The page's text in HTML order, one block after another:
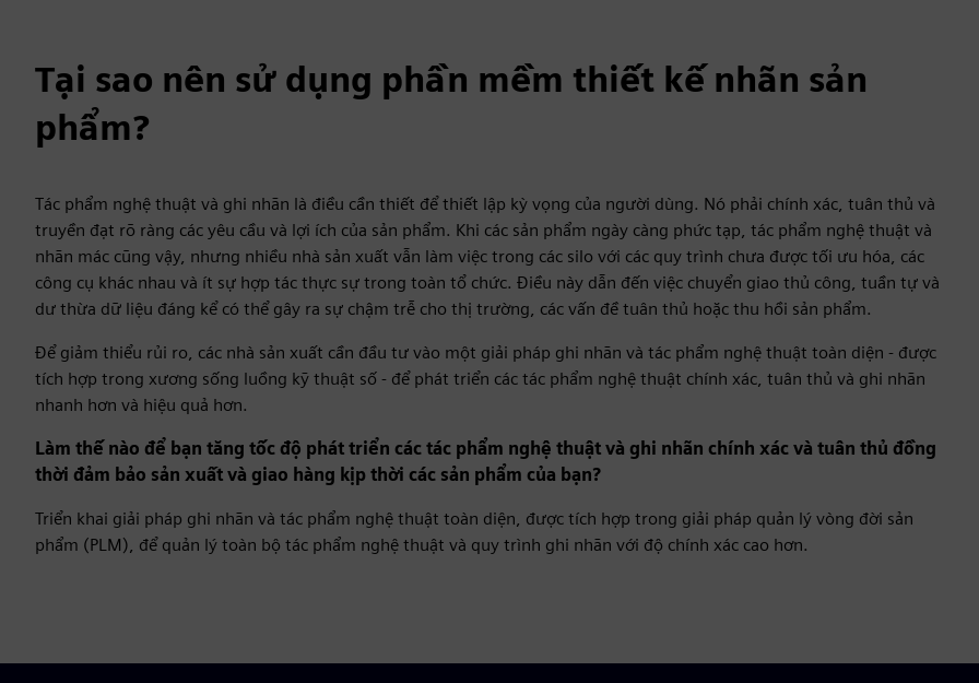
Tại sao nên sử dụng phần mềm thiết kế nhãn sản
phẩm?
Tác phẩm nghệ thuật và ghi nhãn là điều cần thiết để thiết lập kỳ vọng của người dùng. Nó phải chính xác, tuân thủ và
truyền đạt rõ ràng các yêu cầu và lợi ích của sản phẩm. Khi các sản phẩm ngày càng phức tạp, tác phẩm nghệ thuật và
nhãn mác cũng vậy, nhưng nhiều nhà sản xuất vẫn làm việc trong các silo với các quy trình chưa được tối ưu hóa, các
công cụ khác nhau và ít sự hợp tác thực sự trong toàn tổ chức. Điều này dẫn đến việc chuyển giao thủ công, tuần tự và
dư thừa dữ liệu đáng kể có thể gây ra sự chậm trễ cho thị trường, các vấn đề tuân thủ hoặc thu hồi sản phẩm.
Để giảm thiểu rủi ro, các nhà sản xuất cần đầu tư vào một giải pháp ghi nhãn và tác phẩm nghệ thuật toàn diện - được
tích hợp trong xương sống luồng kỹ thuật số - để phát triển các tác phẩm nghệ thuật chính xác, tuân thủ và ghi nhãn
nhanh hơn và hiệu quả hơn.
Làm thế nào để bạn tăng tốc độ phát triển các tác phẩm nghệ thuật và ghi nhãn chính xác và tuân thủ đồng
thời đảm bảo sản xuất và giao hàng kịp thời các sản phẩm của bạn?
Triển khai giải pháp ghi nhãn và tác phẩm nghệ thuật toàn diện, được tích hợp trong giải pháp quản lý vòng đời sản
phẩm (PLM), để quản lý toàn bộ tác phẩm nghệ thuật và quy trình ghi nhãn với độ chính xác cao hơn.